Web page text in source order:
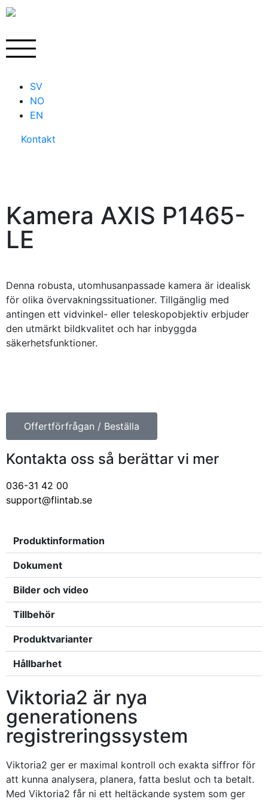
SV
NO
EN
Kontakt
Kamera AXIS P1465-
LE
Denna robusta, utomhusanpassade kamera är idealisk
för olika övervakningssituationer. Tillgänglig med
antingen ett vidvinkel- eller teleskopobjektiv erbjuder
den utmärkt bildkvalitet och har inbyggda
säkerhetsfunktioner.
Offertförfrågan / Beställa
Kontakta oss så berättar vi mer
036-31 42 00
support@flintab.se
Produktinformation
Dokument
Bilder och video
Tillbehör
Produktvarianter
Hållbarhet
Viktoria2 är nya
generationens
registreringssystem
Viktoria2 ger er maximal kontroll och exakta siffror för
att kunna analysera, planera, fatta beslut och ta betalt.
Med Viktoria2 får ni ett heltäckande system som ger